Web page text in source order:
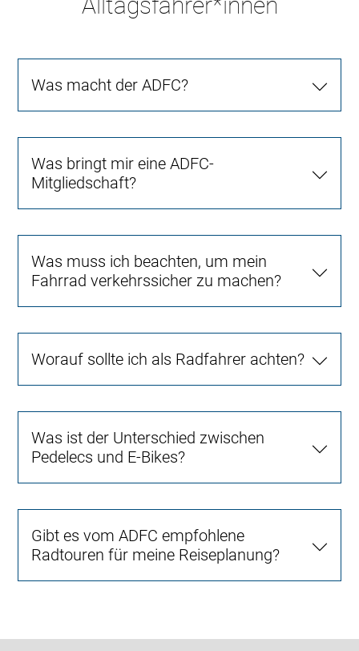
Was macht der ADFC?
Was bringt mir eine ADFC-
Mitgliedschaft?
Was muss ich beachten, um mein
Fahrrad verkehrssicher zu machen?
Worauf sollte ich als Radfahrer achten?
Was ist der Unterschied zwischen
Pedelecs und E-Bikes?
Gibt es vom ADFC empfohlene
Radtouren für meine Reiseplanung?